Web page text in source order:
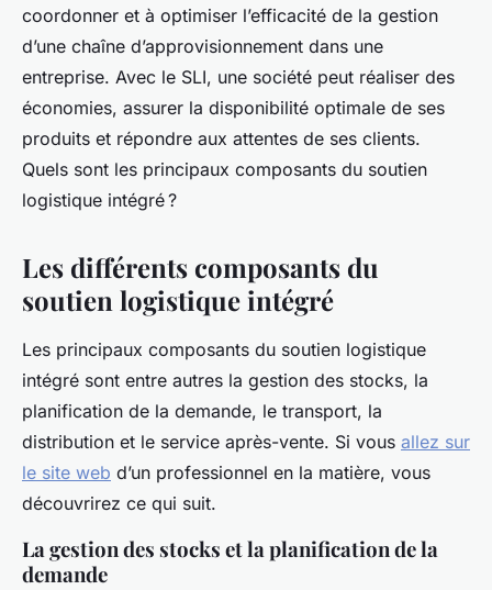
coordonner et à optimiser l’efficacité de la gestion
d’une chaîne d’approvisionnement dans une
entreprise. Avec le SLI, une société peut réaliser des
économies, assurer la disponibilité optimale de ses
produits et répondre aux attentes de ses clients.
Quels sont les principaux composants du soutien
logistique intégré ?
Les différents composants du
soutien logistique intégré
Les principaux composants du soutien logistique
intégré sont entre autres la gestion des stocks, la
planification de la demande, le transport, la
distribution et le service après-vente. Si vous allez sur
le site web d’un professionnel en la matière, vous
découvrirez ce qui suit.
La gestion des stocks et la planification de la
demande